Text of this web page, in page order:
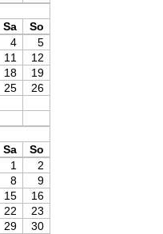
Sa
So
4
5
11
12
18
19
25
26
Sa
So
1
2
8
9
15
16
22
23
29 30